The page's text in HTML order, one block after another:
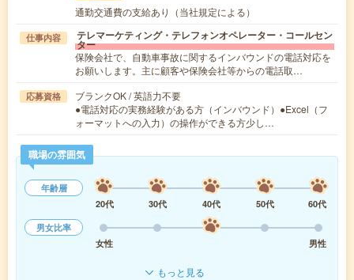
通勤交通費の支給あり（当社規定による）
仕事内容 テレマーケティング・テレフォンオペレーター・コールセン
ター
保険会社で、自動車事故に関するインバウンドの電話対応を
お願いします。主に顧客や保険会社等からの電話取…
応募資格
ブランクOK / 英語力不要
●電話対応の実務経験がある方（インバウンド）●Excel（フ
ォーマットへの入力）の操作ができる方少し…
職場の雰囲気
年齢層
20代
30代 40代 50代
60代
男女比率
女性
男性
もっと見る